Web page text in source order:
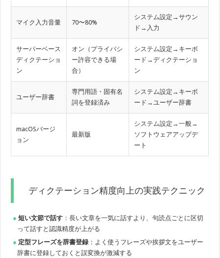
マイク入力音量 70〜80%
システム設定→サウン
ド→入力
サーバーベース
ディクテーショ
ン
オン（プライバシ
ー許容できる場
合）
システム設定→キーボ
ード→ディクテーショ
ン
ユーザー辞書
専門用語・固有名
詞を登録済み
システム設定→キーボ
ード→ユーザー辞書
macOSバージ
ョン
最新版
システム設定→一般→
ソフトウェアアップデ
ート
ディクテーション精度向上の実践テクニック
短い文節で話す ：長い文章を一気に話すより、句読点ごとに区切
って話すと認識精度が上がる
定型フレーズを辞書登録 ：よく使うフレーズや挨拶文をユーザー
辞書に登録しておくと誤変換が激減する